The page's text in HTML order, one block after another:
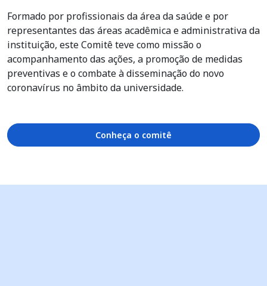
Formado por profissionais da área da saúde e por
representantes das áreas acadêmica e administrativa da
instituição, este Comitê teve como missão o
acompanhamento das ações, a promoção de medidas
preventivas e o combate à disseminação do novo
coronavírus no âmbito da universidade.
Conheça o comitê